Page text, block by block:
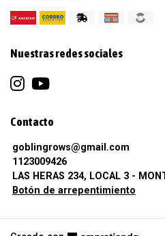
Nuestras redes sociales
Contacto
goblingrows@gmail.com
1123009426
LAS HERAS 234, LOCAL 3 -
Botón de arrepentimiento